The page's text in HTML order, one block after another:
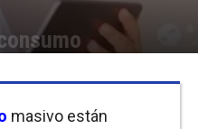
masivo están